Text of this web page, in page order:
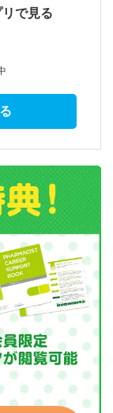
で見る